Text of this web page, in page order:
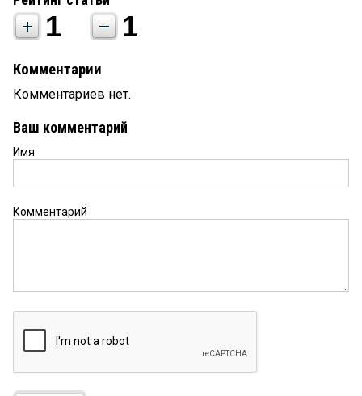
1 1
Комментарии
Комментариев нет.
Ваш комментарий
Имя
Комментарий